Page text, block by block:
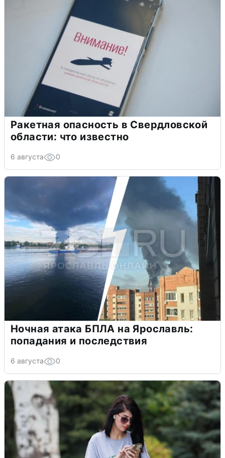
Ракетная опасность в Свердловской
области: что известно
6 августа 0
Ночная атака БПЛА на Ярославль:
попадания и последствия
6 августа 0